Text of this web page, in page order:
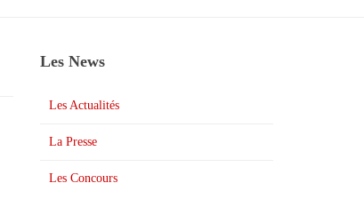
Les News
Les Actualités
La Presse
Les Concours